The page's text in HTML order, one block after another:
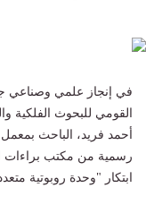
في إنجاز علمي وصناعي
القومي للبحوث الفلكية
أحمد فريد، الباحث
ابتكار "وحدة روبوتية